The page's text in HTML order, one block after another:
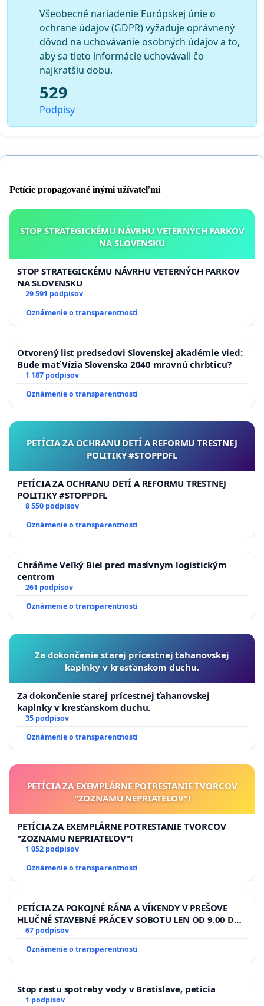
Všeobecné nariadenie Európskej únie o
ochrane údajov (GDPR) vyžaduje oprávnený
dôvod na uchovávanie osobných údajov a to,
aby sa tieto informácie uchovávali čo
najkratšiu dobu.
529
Podpisy
Petície propagované inými užívateľmi
STOP STRATEGICKÉMU NÁVRHU VETERNÝCH PARKOV
NA SLOVENSKU
STOP STRATEGICKÉMU NÁVRHU VETERNÝCH PARKOV
NA SLOVENSKU
29 591 podpisov
Oznámenie o transparentnosti
Otvorený list predsedovi Slovenskej akadémie vied:
Bude mať Vízia Slovenska 2040 mravnú chrbticu?
1 187 podpisov
Oznámenie o transparentnosti
PETÍCIA ZA OCHRANU DETÍ A REFORMU TRESTNEJ
POLITIKY #STOPPDFL
PETÍCIA ZA OCHRANU DETÍ A REFORMU TRESTNEJ
POLITIKY #STOPPDFL
8 550 podpisov
Oznámenie o transparentnosti
Chráňme Veľký Biel pred masívnym logistickým
centrom
261 podpisov
Oznámenie o transparentnosti
Za dokončenie starej prícestnej ťahanovskej
kaplnky v kresťanskom duchu.
Za dokončenie starej prícestnej ťahanovskej
kaplnky v kresťanskom duchu.
35 podpisov
Oznámenie o transparentnosti
PETÍCIA ZA EXEMPLÁRNE POTRESTANIE TVORCOV
"ZOZNAMU NEPRIATEĽOV"!
PETÍCIA ZA EXEMPLÁRNE POTRESTANIE TVORCOV
"ZOZNAMU NEPRIATEĽOV"!
1 052 podpisov
Oznámenie o transparentnosti
PETÍCIA ZA POKOJNÉ RÁNA A VÍKENDY V PREŠOVE
HLUČNÉ STAVEBNÉ PRÁCE V SOBOTU LEN OD 9.00 DO
13.00 HOD., CEZ PRACOVNÝ TÝŽDEŇ CIEĽ 8.00 – 18.00
ĎUMBIERSKEJ/MAGU
67 podpisov
Oznámenie o transparentnosti
Stop rastu spotreby vody v Bratislave, peticia
1 podpisov